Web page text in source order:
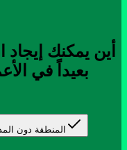
أين يمكنك
بعيداً في
المنطقة دون